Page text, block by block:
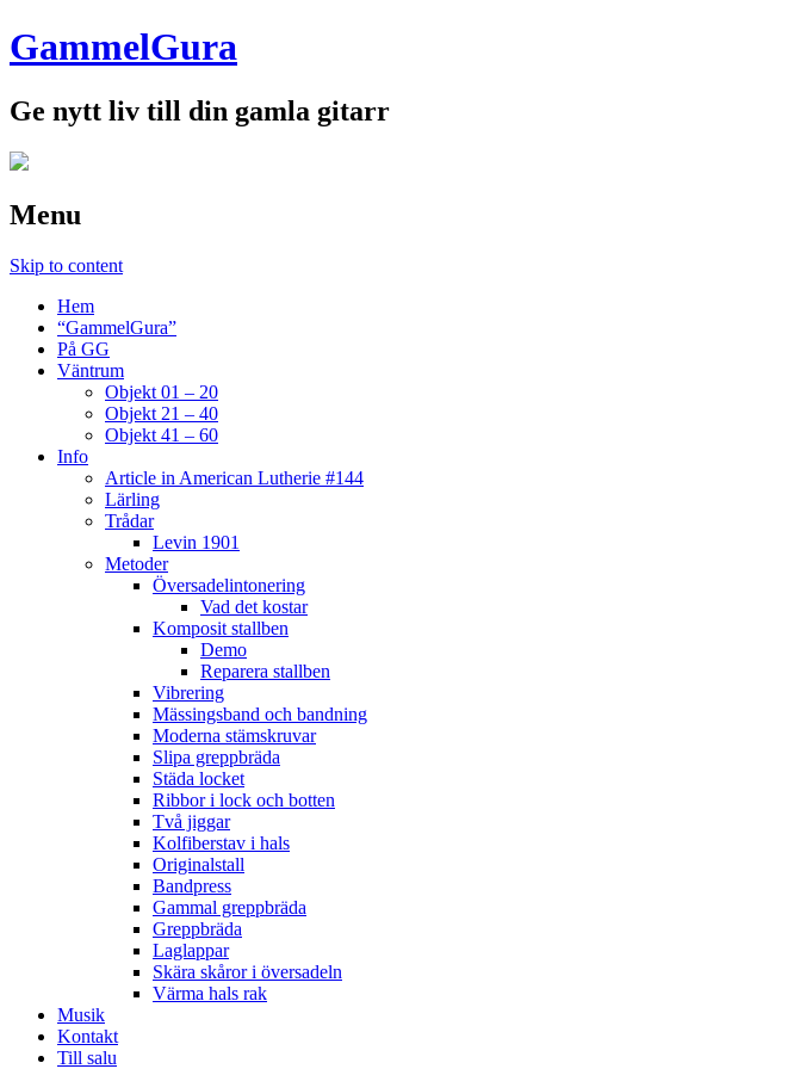
GammelGura
Ge nytt liv till din gamla gitarr
Menu
Skip to content
Hem
“GammelGura”
På GG
Väntrum
Objekt 01 – 20
Objekt 21 – 40
Objekt 41 – 60
Info
Article in American Lutherie #144
Lärling
Trådar
Levin 1901
Metoder
Översadelintonering
Vad det kostar
Komposit stallben
Demo
Reparera stallben
Vibrering
Mässingsband och bandning
Moderna stämskruvar
Slipa greppbräda
Städa locket
Ribbor i lock och botten
Två jiggar
Kolfiberstav i hals
Originalstall
Bandpress
Gammal greppbräda
Greppbräda
Laglappar
Skära skåror i översadeln
Värma hals rak
Musik
Kontakt
Till salu